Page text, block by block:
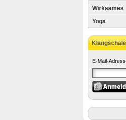
Wirksames
Yoga
E-Mail-